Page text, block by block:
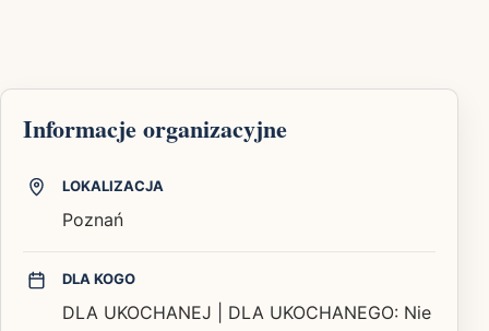
Informacje organizacyjne
LOKALIZACJA
Poznań
DLA KOGO
DLA UKOCHANEJ | DLA UKOCHANEGO: Nie